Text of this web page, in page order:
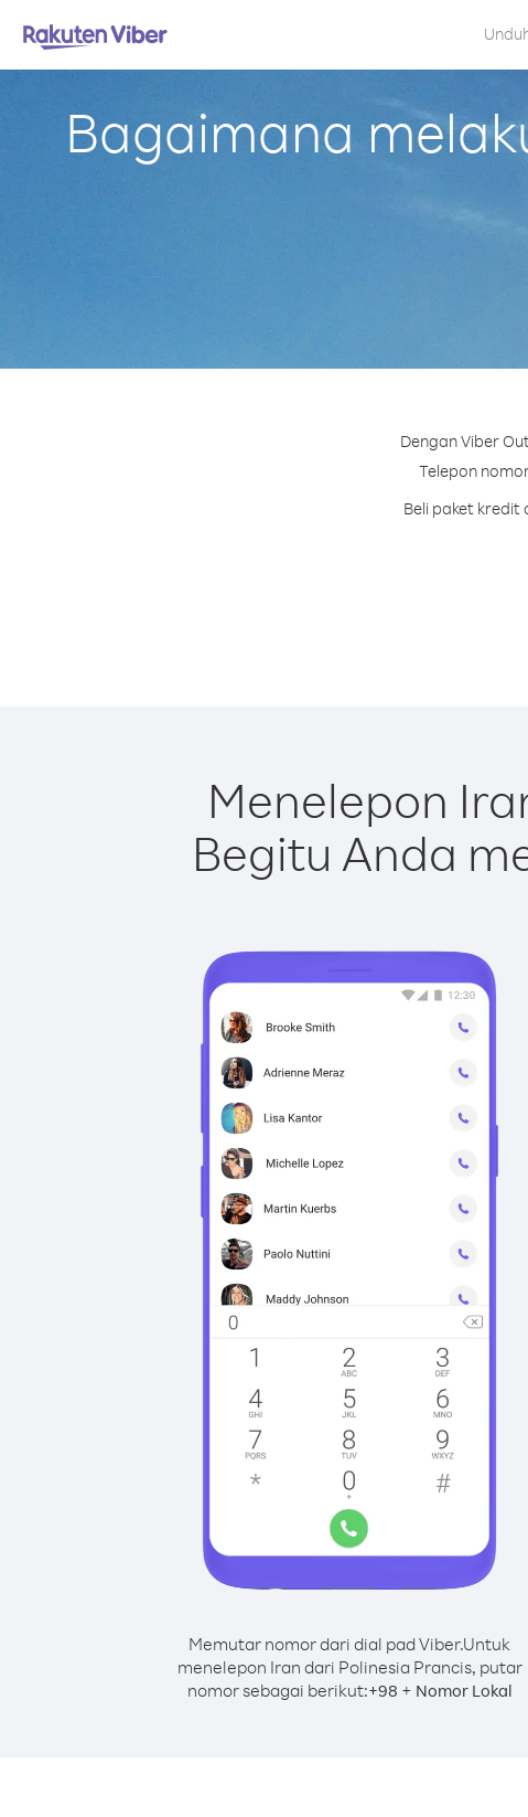
Bagaimana
Dengan Viber
Telepon
Beli paket
Menelepon
Begitu Anda
Memutar nomor dari dial pad Viber.Untuk
menelepon Iran dari Polinesia Prancis, putar
nomor sebagai berikut:+98 + Nomor Lokal